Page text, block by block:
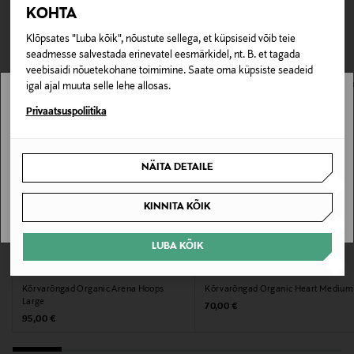
KOHTA
Klõpsates "Luba kõik", nõustute sellega, et küpsiseid võib teie
seadmesse salvestada erinevatel eesmärkidel, nt. B. et tagada
veebisaidi nõuetekohane toimimine. Saate oma küpsiste seadeid
igal ajal muuta selle lehe allosas.
Privaatsuspoliitika
NÄITA DETAILE
KINNITA KÕIK
LUBA KÕIK
Tootenumber
178074407
Materjal
Sterlinghõbe
Hooldusjuhendid
tugevatoimeliste kemikaalide ja parfüümidega
Värv
925S/M
Suurus
One size
0,00 € – 4,90 €
TEISED KLIENDID
VAATASID KA
Kõrvarõngad Organic Arena Hoops
Large
Original Price
95,00 €
Kõrvarõngad Organic Heart Medium
Original Price
70,00 €
Stockmann pole Sinu riigis saadaval.
SAAN ARU